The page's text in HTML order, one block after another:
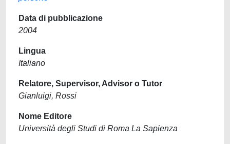
Data di pubblicazione
2004
Lingua
Italiano
Relatore, Supervisor, Advisor o Tutor
Gianluigi, Rossi
Nome Editore
Università degli Studi di Roma La Sapienza